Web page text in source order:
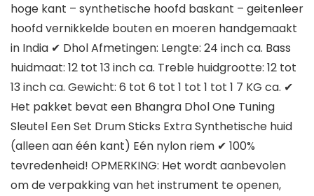
hoge kant – synthetische hoofd baskant – geitenleer
hoofd vernikkelde bouten en moeren handgemaakt
in India ✔ Dhol Afmetingen: Lengte: 24 inch ca. Bass
huidmaat: 12 tot 13 inch ca. Treble huidgrootte: 12 tot
13 inch ca. Gewicht: 6 tot 6 tot 1 tot 1 tot 1 7 KG ca. ✔
Het pakket bevat een Bhangra Dhol One Tuning
Sleutel Een Set Drum Sticks Extra Synthetische huid
(alleen aan één kant) Eén nylon riem ✔ 100%
tevredenheid! OPMERKING: Het wordt aanbevolen
om de verpakking van het instrument te openen,